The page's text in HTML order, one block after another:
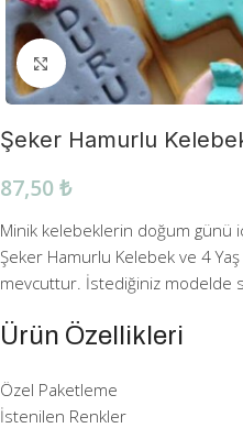
Büyütmek için tıklayın
Şeker Hamurlu
87,50 ₺
Minik kelebeklerin doğum günü
Şeker Hamurlu Kelebek ve 4
mevcuttur. İstediğiniz modelde
Ürün Özellikleri
Özel Paketleme
İstenilen Renkler